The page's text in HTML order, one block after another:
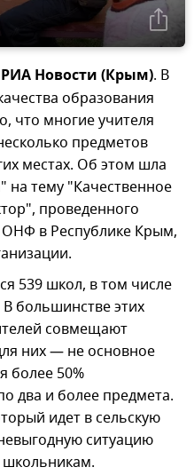
Новости (Крым). В
образования
что многие учителя
предметов
местах. Об этом шла
на тему "Качественное
проведенного
в Республике Крым,
539 школ, в том числе
В большинстве этих
совмещают
них — не основное
более 50%
два и более предмета.
идет в сельскую
ситуацию